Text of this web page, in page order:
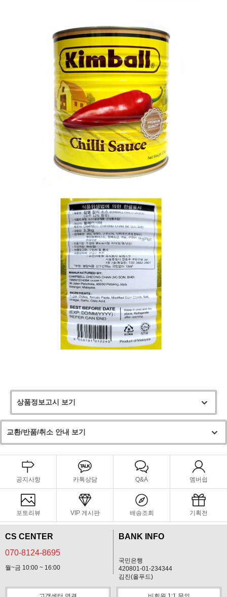
상품정보고시 보기
교환/반품/취소 안내 보기
공지사항 카톡상담 Q&A 멤버쉽
포토리뷰 VIP 게시판 배송조회 기획전
CS CENTER
070-8124-8695
월~금 10:00 ~ 16:00
BANK INFO
국민은행
420801-01-234344
김진(올푸드)